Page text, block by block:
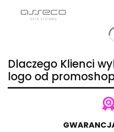
Dlaczego Klienci
logo od